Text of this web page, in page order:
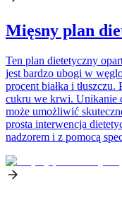
Mięsny plan
Ten plan dietetyczny
jest bardzo ubogi w
procent białka i
cukru we krwi. Unikanie
może umożliwić
prosta interwencja
nadzorem i z pomocą